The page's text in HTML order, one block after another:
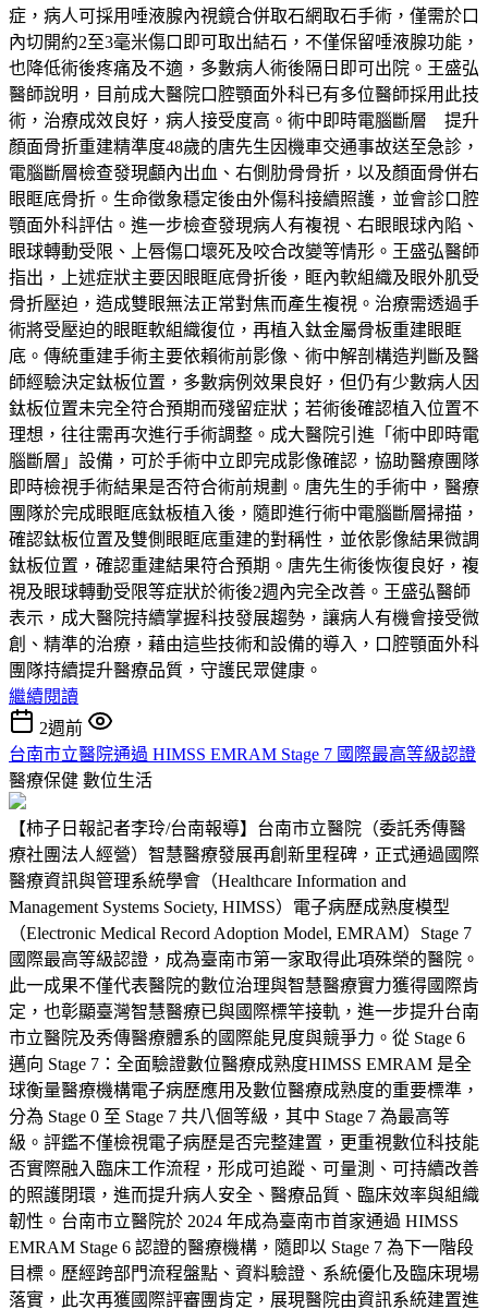
症，病人可採用唾液腺內視鏡合併取石網取石手術，僅需於口
內切開約2至3毫米傷口即可取出結石，不僅保留唾液腺功能，
也降低術後疼痛及不適，多數病人術後隔日即可出院。王盛弘
醫師說明，目前成大醫院口腔顎面外科已有多位醫師採用此技
術，治療成效良好，病人接受度高。術中即時電腦斷層 提升
顏面骨折重建精準度48歲的唐先生因機車交通事故送至急診，
電腦斷層檢查發現顱內出血、右側肋骨骨折，以及顏面骨併右
眼眶底骨折。生命徵象穩定後由外傷科接續照護，並會診口腔
顎面外科評估。進一步檢查發現病人有複視、右眼眼球內陷、
眼球轉動受限、上唇傷口壞死及咬合改變等情形。王盛弘醫師
指出，上述症狀主要因眼眶底骨折後，眶內軟組織及眼外肌受
骨折壓迫，造成雙眼無法正常對焦而產生複視。治療需透過手
術將受壓迫的眼眶軟組織復位，再植入鈦金屬骨板重建眼眶
底。傳統重建手術主要依賴術前影像、術中解剖構造判斷及醫
師經驗決定鈦板位置，多數病例效果良好，但仍有少數病人因
鈦板位置未完全符合預期而殘留症狀；若術後確認植入位置不
理想，往往需再次進行手術調整。成大醫院引進「術中即時電
腦斷層」設備，可於手術中立即完成影像確認，協助醫療團隊
即時檢視手術結果是否符合術前規劃。唐先生的手術中，醫療
團隊於完成眼眶底鈦板植入後，隨即進行術中電腦斷層掃描，
確認鈦板位置及雙側眼眶底重建的對稱性，並依影像結果微調
鈦板位置，確認重建結果符合預期。唐先生術後恢復良好，複
視及眼球轉動受限等症狀於術後2週內完全改善。王盛弘醫師
表示，成大醫院持續掌握科技發展趨勢，讓病人有機會接受微
創、精準的治療，藉由這些技術和設備的導入，口腔顎面外科
團隊持續提升醫療品質，守護民眾健康。
繼續閱讀
2週前
台南市立醫院通過 HIMSS EMRAM Stage 7 國際最高等級認證
醫療保健 數位生活
【柿子日報記者李玲/台南報導】台南市立醫院（委託秀傳醫
療社團法人經營）智慧醫療發展再創新里程碑，正式通過國際
醫療資訊與管理系統學會（Healthcare Information and
Management Systems Society, HIMSS）電子病歷成熟度模型
（Electronic Medical Record Adoption Model, EMRAM）Stage 7
國際最高等級認證，成為臺南市第一家取得此項殊榮的醫院。
此一成果不僅代表醫院的數位治理與智慧醫療實力獲得國際肯
定，也彰顯臺灣智慧醫療已與國際標竿接軌，進一步提升台南
市立醫院及秀傳醫療體系的國際能見度與競爭力。從 Stage 6
邁向 Stage 7：全面驗證數位醫療成熟度HIMSS EMRAM 是全
球衡量醫療機構電子病歷應用及數位醫療成熟度的重要標準，
分為 Stage 0 至 Stage 7 共八個等級，其中 Stage 7 為最高等
級。評鑑不僅檢視電子病歷是否完整建置，更重視數位科技能
否實際融入臨床工作流程，形成可追蹤、可量測、可持續改善
的照護閉環，進而提升病人安全、醫療品質、臨床效率與組織
韌性。台南市立醫院於 2024 年成為臺南市首家通過 HIMSS
EMRAM Stage 6 認證的醫療機構，隨即以 Stage 7 為下一階段
目標。歷經跨部門流程盤點、資料驗證、系統優化及臨床現場
落實，此次再獲國際評審團肯定，展現醫院由資訊系統建置進